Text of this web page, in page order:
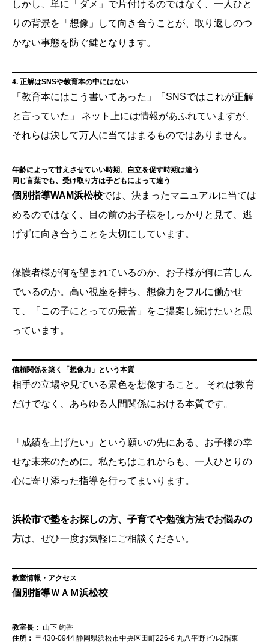
しかし、単に「ダメ」で片付けるのではなく、一人ひと
りの背景を「想像」して向き合うことが、取り返しのつ
かない事態を防ぐ鍵となります。
4. 正解はSNSや教育本の中にはない
「教育本にはこう書いてあった」「SNSではこれが正解
と言っていた」 ネット上には情報があふれていますが、
それらは決して万人に当てはまるものではありません。
年齢によって甘えさせていい時期、自立を促す時期は違う
同じ言葉でも、受け取り方は子どもによって違う
個別指導WAM浜松校では、決まったマニュアルに当ては
めるのではなく、目の前のお子様をしっかりと見て、逃
げずに向き合うことを大切にしています。
保護者様が何を望まれているのか、お子様が何に苦しん
でいるのか。高い視座を持ち、想像力をフルに働かせ
て、「この子にとっての最善」をご提案し続けたいと思
っています。
信頼関係を築く「想像力」という本質
相手の立場や見ている景色を想像すること。 それは教育
だけでなく、あらゆる人間関係における本質です。
「成績を上げたい」という願いの先にある、お子様の幸
せな未来のために。私たちはこれからも、一人ひとりの
心に寄り添った指導を行ってまいります。
浜松市で塾をお探しの方、子育てや勉強方法でお悩みの
方は、ぜひ一度お気軽にご相談ください。
教室情報・アクセス
個別指導ＷＡＭ浜松校
教室長： 山下 絢香
住所： 〒430-0944 静岡県浜松市中央区田町226-6 丸八平野ビル2階東